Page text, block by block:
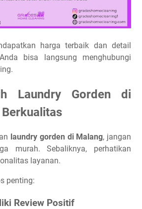
harga terbaik dan detail
bisa langsung menghubungi
Laundry Gorden di
laundry gorden di Malang, jangan
murah. Sebaliknya, perhatikan
layanan.
penting:
Review Positif